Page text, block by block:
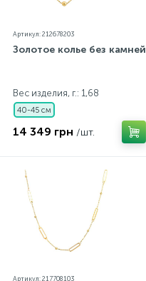
Артикул: 212678203
Золотое колье без камней
Вес изделия, г.: 1,68
40-45 см
14 349 грн /шт.
Артикул: 217708103